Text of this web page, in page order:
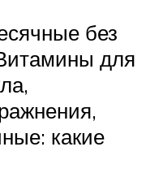
без
для
какие